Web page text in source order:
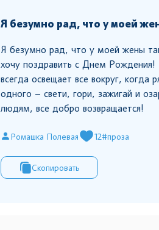
Я безумно рад, что у моей
Я безумно рад, что у моей жены
хочу поздравить с Днем
всегда освещает все вокруг,
одного – свети, гори, зажигай и
людям, все добро возвращается!
Ромашка Полевая 12#проза
Скопировать